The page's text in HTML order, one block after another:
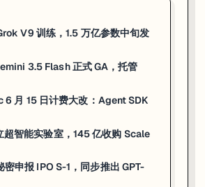
参数 Grok V9 Medium 训练完成，SFT 进行
认，xAI 已完成 Grok V9 Medium 的预训练
的参数规模已与 GPT-4 系列旗舰版本处
而言，Grok V9 的到来意味着旗舰级 AI 助
3.5 Flash 正式 GA，托管
V9 训练，1.5 万亿参数中旬发
3.5 Flash 正式 GA，托管
月 15 日计费大改：Agent SDK
智能实验室，145 亿收购 Scale
密申报 IPO S-1，同步推出 GPT-